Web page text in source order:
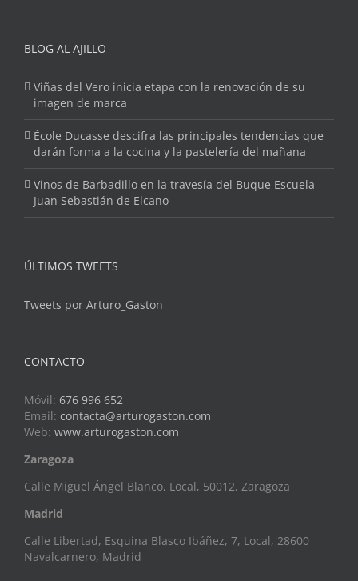
BLOG AL AJILLO
Viñas del Vero inicia etapa con la renovación de su
imagen de marca
École Ducasse descifra las principales tendencias que
darán forma a la cocina y la pastelería del mañana
Vinos de Barbadillo en la travesía del Buque Escuela
Juan Sebastián de Elcano
ÚLTIMOS TWEETS
Tweets por Arturo_Gaston
CONTACTO
Móvil: 676 996 652
Email: contacta@arturogaston.com
Web: www.arturogaston.com
Zaragoza
Calle Miguel Ángel Blanco, Local, 50012, Zaragoza
Madrid
Calle Libertad, Esquina Blasco Ibáñez, 7, Local, 28600
Navalcarnero, Madrid